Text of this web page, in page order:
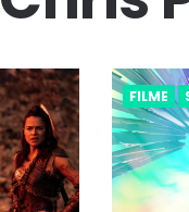
FILME